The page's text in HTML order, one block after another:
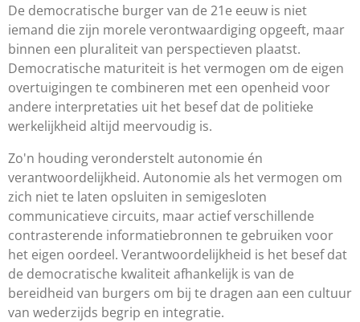
De democratische burger van de 21e eeuw is niet
iemand die zijn morele verontwaardiging opgeeft, maar
binnen een pluraliteit van perspectieven plaatst.
Democratische maturiteit is het vermogen om de eigen
overtuigingen te combineren met een openheid voor
andere interpretaties uit het besef dat de politieke
werkelijkheid altijd meervoudig is.
Zo'n houding veronderstelt autonomie én
verantwoordelijkheid. Autonomie als het vermogen om
zich niet te laten opsluiten in semigesloten
communicatieve circuits, maar actief verschillende
contrasterende informatiebronnen te gebruiken voor
het eigen oordeel. Verantwoordelijkheid is het besef dat
de democratische kwaliteit afhankelijk is van de
bereidheid van burgers om bij te dragen aan een cultuur
van wederzijds begrip en integratie.